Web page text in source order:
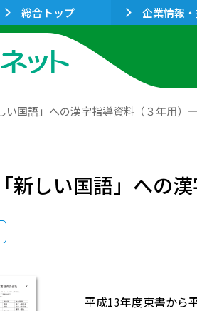
総合トップ 企業情報
い国語」への漢字指導資料（３年用）
新しい国語」への
平成13年度東書から